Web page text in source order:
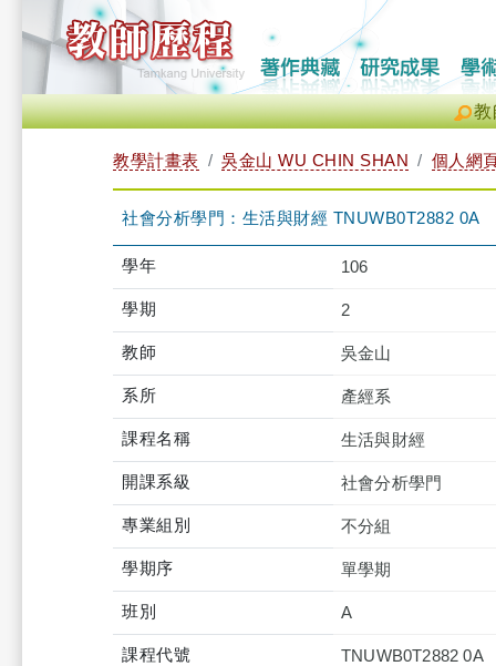
教
教學計畫表 吳金山 WU CHIN SHAN 個人網
社會分析學門：生活與財經 TNUWB0T2882 0A
學年 106
學期 2
教師 吳金山
系所 產經系
課程名稱 生活與財經
開課系級 社會分析學門
專業組別 不分組
學期序 單學期
班別 A
課程代號 TNUWB0T2882 0A